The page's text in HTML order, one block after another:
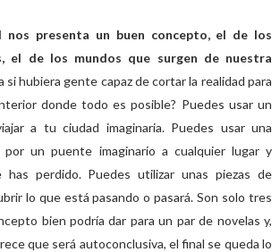
nos presenta un buen concepto, el de los
el de los mundos que surgen de nuestra
si hubiera gente capaz de cortar la realidad para
donde todo es posible? Puedes usar un
a tu ciudad imaginaria. Puedes usar una
por un puente imaginario a cualquier lugar y
has perdido. Puedes utilizar unas piezas de
lo que está pasando o pasará. Son solo tres
bien podría dar para un par de novelas y,
que será autoconclusiva, el final se queda lo